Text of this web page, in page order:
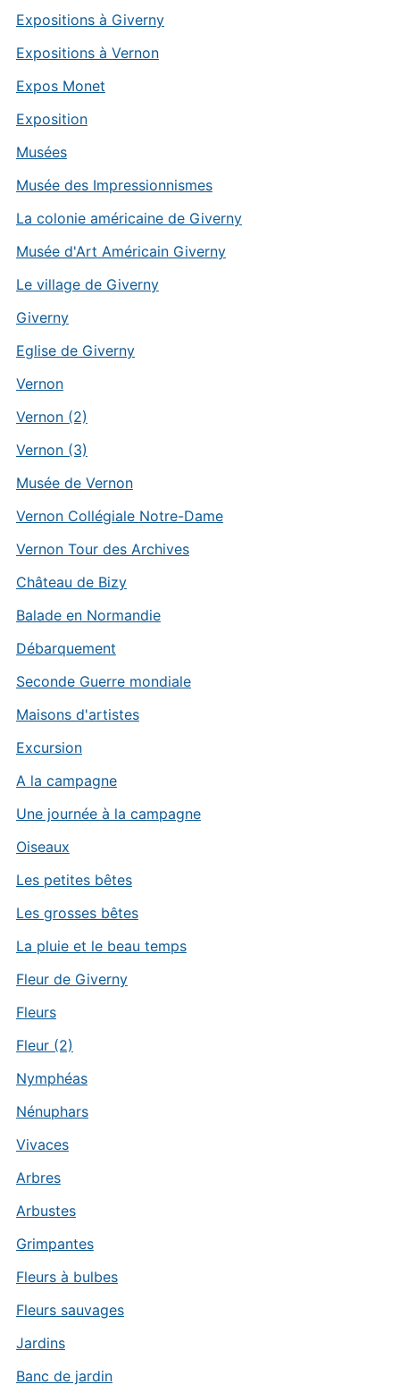
Expositions à Giverny
Expositions à Vernon
Expos Monet
Exposition
Musées
Musée des Impressionnismes
La colonie américaine de Giverny
Musée d'Art Américain Giverny
Le village de Giverny
Giverny
Eglise de Giverny
Vernon
Vernon (2)
Vernon (3)
Musée de Vernon
Vernon Collégiale Notre-Dame
Vernon Tour des Archives
Château de Bizy
Balade en Normandie
Débarquement
Seconde Guerre mondiale
Maisons d'artistes
Excursion
A la campagne
Une journée à la campagne
Oiseaux
Les petites bêtes
Les grosses bêtes
La pluie et le beau temps
Fleur de Giverny
Fleurs
Fleur (2)
Nymphéas
Nénuphars
Vivaces
Arbres
Arbustes
Grimpantes
Fleurs à bulbes
Fleurs sauvages
Jardins
Banc de jardin